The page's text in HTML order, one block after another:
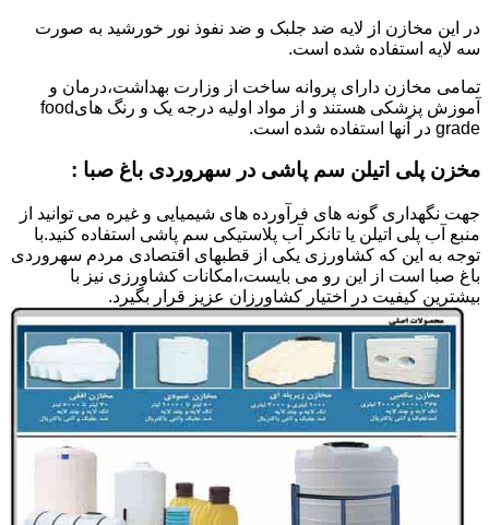
در این مخازن از لایه ضد جلبک و ضد نفوذ نور خورشید به صورت
سه لایه استفاده شده است.
تمامی مخازن دارای پروانه ساخت از وزارت بهداشت،درمان و
آموزش پزشکی هستند و از مواد اولیه درجه یک و رنگ هایfood
grade در آنها استفاده شده است.
مخزن پلی اتیلن سم پاشی در سهروردی باغ صبا :
جهت نگهداری گونه های فرآورده های شیمیایی و غیره می توانید از
منبع آب پلی اتیلن یا تانکر آب پلاستیکی سم پاشی استفاده کنید.با
توجه به این که کشاورزی یکی از قطبهای اقتصادی مردم سهروردی
باغ صبا است از این رو می بایست،امکانات کشاورزی نیز با
بیشترین کیفیت در اختیار کشاورزان عزیز قرار بگیرد.